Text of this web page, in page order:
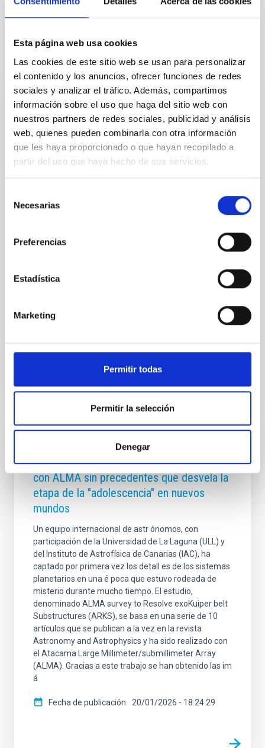
Esta página web usa cookies
Las cookies de este sitio web se usan para personalizar
el contenido y los anuncios, ofrecer funciones de redes
sociales y analizar el tráfico. Además, compartimos
información sobre el uso que haga del sitio web con
nuestros partners de redes sociales, publicidad y análisis
web, quienes pueden combinarla con otra información
que les haya proporcionado o que hayan recopilado a
partir del uso que haya hecho de sus servicios.
Necesarias
Preferencias
Estadística
Marketing
Permitir todas
Permitir la selección
Denegar
Otras noticias relacionadas
NOTA DE PRENSA
El IAC participa en una reflexión entre la
conexión entre el cielo y la naturaleza con
motivo del 8M en el Museo de la Ciencia y
el Cosmos
conmemora ese 8M, el Instituto de Astrofísica de
Canarias (IAC) participa en una iniciativa que invita a
una perspectiva científica y humana de la mano de la
del Organismo Autónomo de Museos y Centros del
Cabildo de Tenerife, acogerá una mesa redonda este
gratuita hasta completar el aforo. En este encuentro,
Fecha de publicación 25/02/2026 - 09:00:00
El IAC y la ULL participan en un estudio
con ALMA sin precedentes que desvela la
etapa de la "adolescencia" en nuevos
mundos
Un equipo internacional de astr ónomos, con
participación de la Universidad de La Laguna (ULL) y
del Instituto de Astrofísica de Canarias (IAC), ha
captado por primera vez los detall es de los sistemas
planetarios en una é poca que estuvo rodeada de
misterio durante mucho tiempo. El estudio,
denominado ALMA survey to Resolve exoKuiper belt
Substructures (ARKS), se basa en una serie de 10
artículos que se publican a la vez en la revista
Astronomy and Astrophysics y ha sido realizado con
el Atacama Large Millimeter/submillimeter Array
(ALMA). Gracias a este trabajo se han obtenido las im
á
Fecha de publicación 20/01/2026 - 18:24:29